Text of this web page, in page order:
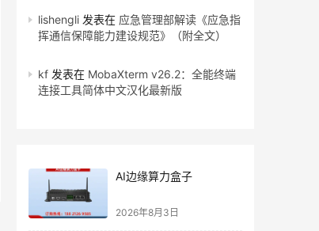
lishengli 发表在 应急管理部解读《应急指
挥通信保障能力建设规范》（附全文）
kf 发表在 MobaXterm v26.2：全能终端
连接工具简体中文汉化最新版
AI边缘算力盒子
2026年8月3日